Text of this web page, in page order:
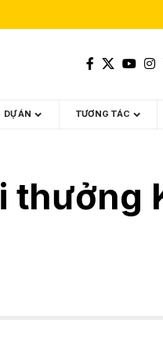
DỰ ÁN TƯƠNG TÁC
thưởng